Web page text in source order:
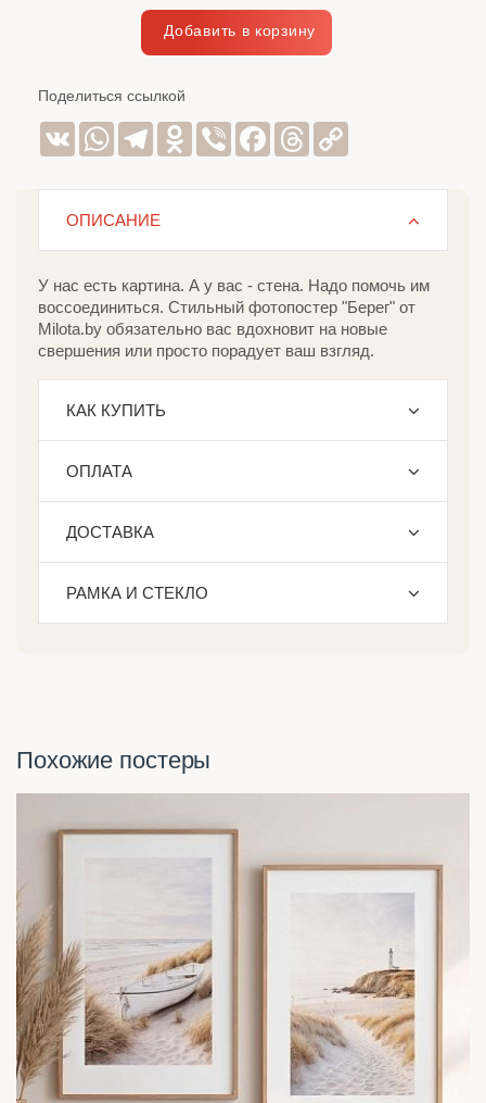
Поделиться ссылкой
VK WhatsAppTelegramOdnoklassniki
Viber Facebook
Threads
ОПИСАНИЕ
У нас есть картина. А у вас - стена. Надо помочь им
воссоединиться. Стильный фотопостер "Берег" от
Milota.by обязательно вас вдохновит на новые
свершения или просто порадует ваш взгляд.
КАК КУПИТЬ
ОПЛАТА
ДОСТАВКА
РАМКА И СТЕКЛО
Похожие постеры